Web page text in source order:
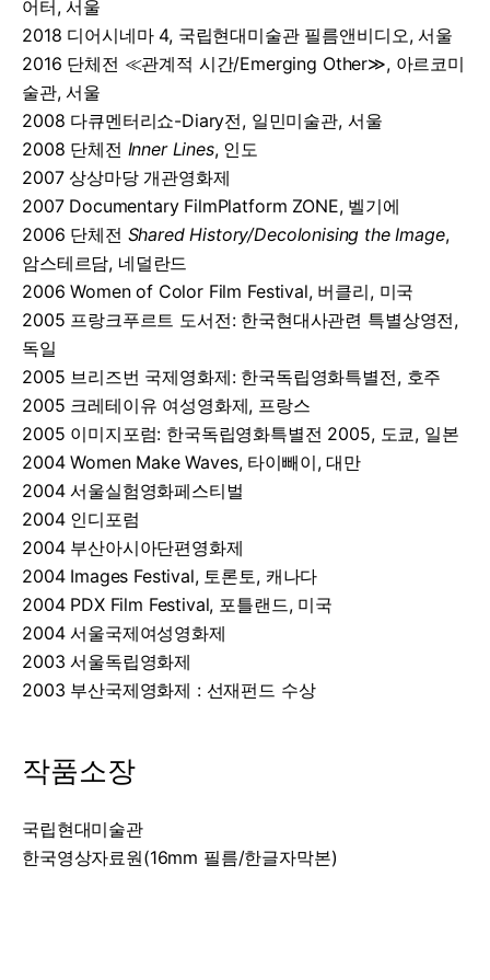
어터, 서울
2018 디어시네마 4, 국립현대미술관 필름앤비디오, 서울
2016 단체전 ≪관계적 시간/Emerging Other≫, 아르코미
술관, 서울
2008 다큐멘터리쇼-Diary전, 일민미술관, 서울
2008 단체전 Inner Lines, 인도
2007 상상마당 개관영화제
2007 Documentary FilmPlatform ZONE, 벨기에
2006 단체전 Shared History/Decolonising the Image,
암스테르담, 네덜란드
2006 Women of Color Film Festival, 버클리, 미국
2005 프랑크푸르트 도서전: 한국현대사관련 특별상영전,
독일
2005 브리즈번 국제영화제: 한국독립영화특별전, 호주
2005 크레테이유 여성영화제, 프랑스
2005 이미지포럼: 한국독립영화특별전 2005, 도쿄, 일본
2004 Women Make Waves, 타이빼이, 대만
2004 서울실험영화페스티벌
2004 인디포럼
2004 부산아시아단편영화제
2004 Images Festival, 토론토, 캐나다
2004 PDX Film Festival, 포틀랜드, 미국
2004 서울국제여성영화제
2003 서울독립영화제
2003 부산국제영화제 : 선재펀드 수상
작품소장
국립현대미술관
한국영상자료원(16mm 필름/한글자막본)